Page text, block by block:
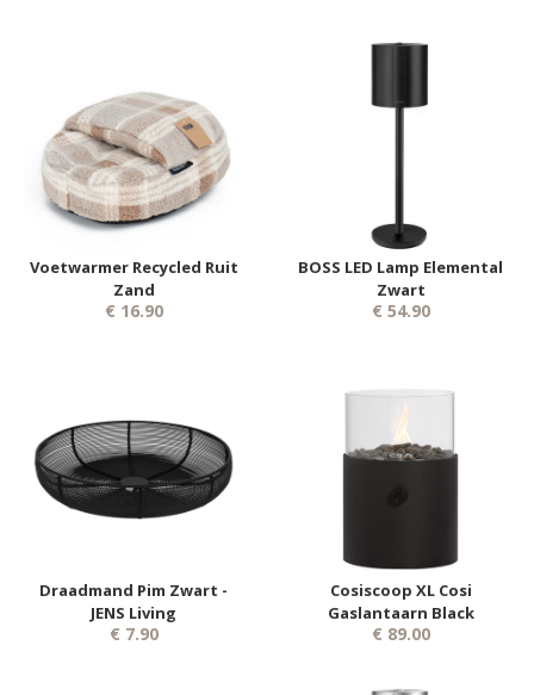
Voetwarmer Recycled Ruit
Zand
€ 16.90
BOSS LED Lamp Elemental
Zwart
€ 54.90
Draadmand Pim Zwart -
JENS Living
€ 7.90
Cosiscoop XL Cosi
Gaslantaarn Black
€ 89.00